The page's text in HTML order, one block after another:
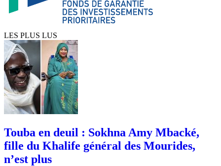
LES PLUS LUS
Touba en deuil : Sokhna Amy Mbacké,
fille du Khalife général des Mourides,
n’est plus